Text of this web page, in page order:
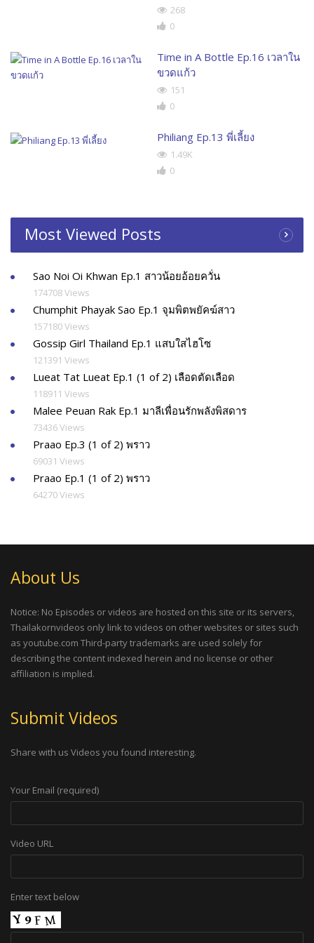
268
0
Time in A Bottle Ep.16 เวลาใน
ขวดแก้ว
151
0
Philiang Ep.13 พี่เลี้ยง
1.49K
0
Most Viewed Posts
Sao Noi Oi Khwan Ep.1 สาวน้อยอ้อยควั่น
174708 Views
Chumphit Phayak Sao Ep.1 จุมพิตพยัคฆ์สาว
157180 Views
Gossip Girl Thailand Ep.1 แสบใสไฮโซ
121391 Views
Lueat Tat Lueat Ep.1 (1 of 2) เลือดตัดเลือด
118911 Views
Malee Peuan Rak Ep.1 มาลีเพื่อนรักพลังพิสดาร
73436 Views
Praao Ep.3 (1 of 2) พราว
69031 Views
Praao Ep.1 (1 of 2) พราว
64270 Views
About Us
Notice: No Episodes or videos are hosted on this site or its servers,
Thailakornvideos only link to videos on other websites or sites such
as youtube.com Third-party trademarks are used solely for
describing the content indexed herein and no license or other
affiliation is implied.
Submit Videos
Share with us Videos you found interesting.
Your Email (required)
Video URL
Enter text below